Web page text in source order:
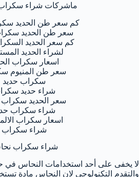
ماشركات شراء سكراب
كم سعر طن الحديد
سعر طن الحديد
كم سعر الحديد
لشراء الحديد
اسعار سكراب
سعر طن المنيوم
سكراب حديد
شراء حديد
سعر الحديد سكراب 2022
شراء سكراب
اسعار سكراب
شراء سكراب
شراء سكراب
لا يخفى على أحد استخدامات النحاس في
والتقدم التكنولوجي لان النحاس مادة